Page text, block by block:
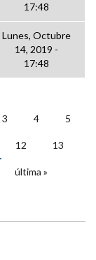
17:48
Lunes, Octubre
14, 2019 -
17:48
3 4 5
12 13
última »